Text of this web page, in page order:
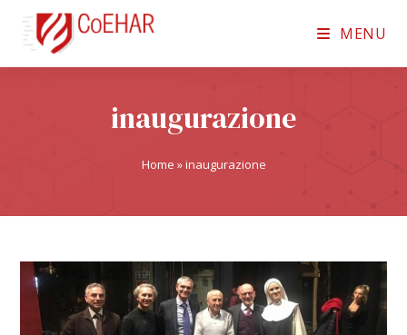
MENU
inaugurazione
Home »inaugurazione